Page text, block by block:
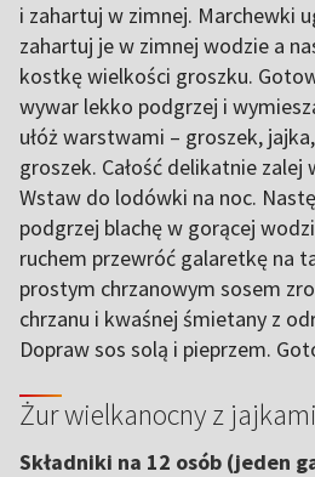
i zahartuj w zimnej. Marchewki
zahartuj je w zimnej wodzie a
kostkę wielkości groszku.
wywar lekko podgrzej i
ułóż warstwami – groszek,
groszek. Całość delikatnie zalej
Wstaw do lodówki na noc.
podgrzej blachę w gorącej
ruchem przewróć galaretkę na
prostym chrzanowym sosem
chrzanu i kwaśnej śmietany z
Dopraw sos solą i pieprzem.
Żur wielkanocny z
Składniki na 12 osób (jeden